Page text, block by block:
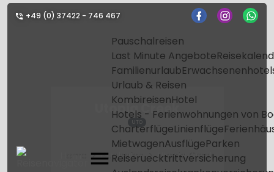
+49 (0) 37422 - 746 467
Pauschalreisen
Last Minute Angebote
Familienurlaub
Urlaub & Reisen
KombireisenHotel
Hotels - Ferienwohnungen von
CharterflügeLinienflüge
MietwagenAusflügeParken
Reiseruecktrittversicherung
Utopia Creek
UTO
Flughafen Utopia Creek